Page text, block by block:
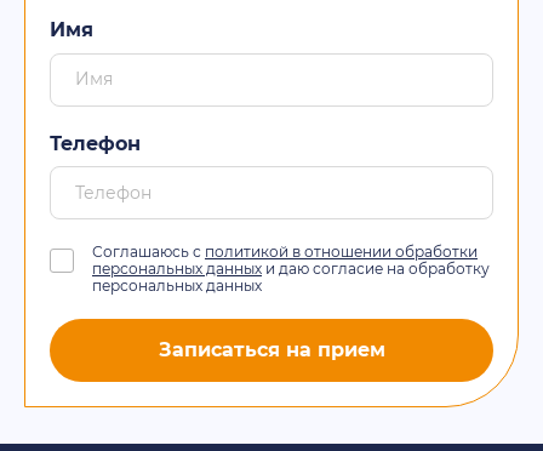
Имя
Телефон
Соглашаюсь с политикой в отношении обработки
персональных данных и даю согласие на обработку
персональных данных
Записаться на прием